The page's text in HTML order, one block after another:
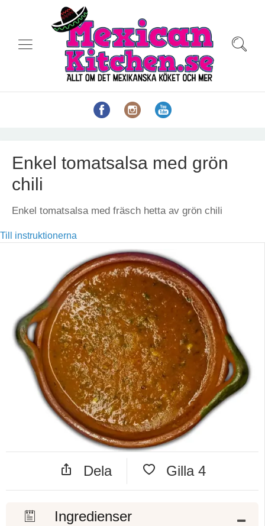
Enkel tomatsalsa med grön
chili
Enkel tomatsalsa med fräsch hetta av grön chili
Till instruktionerna
Dela Gilla 4
Ingredienser